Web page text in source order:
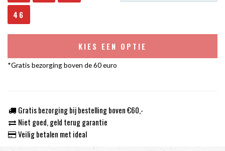
46
KIES EEN OPTIE
*Gratis bezorging boven de 60 euro
Gratis bezorging bij bestelling boven €60,-
Niet goed, geld terug garantie
Veilig betalen met ideal